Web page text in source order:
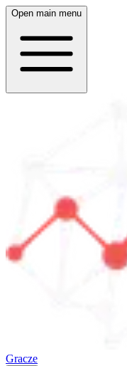
Open main menu
Gracze